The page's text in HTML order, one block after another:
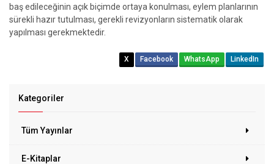
Kategoriler
Tüm Yayınlar
E-Kitaplar
baş edileceğinin açık biçimde ortaya konulması, eylem planlarının
sürekli hazır tutulması, gerekli revizyonların sistematik olarak
yapılması gerekmektedir.
X Facebook WhatsApp LinkedIn